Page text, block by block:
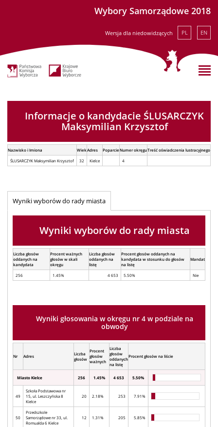
Wybory Samorządowe 2018
Wersja dla niedowidzących PL EN
Informacje o kandydacie ŚLUSARCZYK
Maksymilian Krzysztof
Nazwisko i Imiona WiekAdres PoparcieNumer okręguTreść oświadczenia lustracyjnego
ŚLUSARCZYK Maksymilian Krzysztof
32 Kielce 4
Wyniki wyborów do rady miasta
Wyniki wyborów do rady miasta
Liczba głosów
oddanych na
kandydata
Procent ważnych
głosów w skali
okręgu
Liczba głosów
oddanych na
listę
Procent głosów oddanych na
kandydata w stosunku do głosów
na listę
Mandat
256 1.45% 4 653 5.50% Nie
Wyniki głosowania w okręgu nr 4 w podziale na
obwody
Nr Adres
Liczba
głosów
Procent
głosów
ważnych
Liczba
głosów
oddanych
na listę
Procent głosów na liście
Miasto Kielce 256 1.45% 4 653 5.50%
49
Szkoła Podstawowa nr
15, ul. Leszczyńska 8
Kielce
20 2.18% 253 7.91%
50
Przedszkole
Samorządowe nr 33, ul.
Romualda 6 Kielce
12 1.31% 205 5.85%